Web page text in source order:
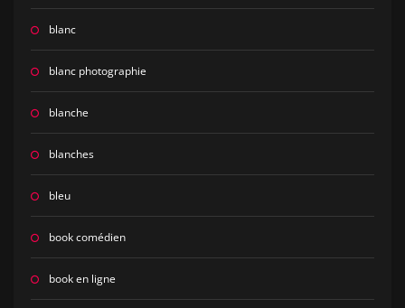
blanc
blanc photographie
blanche
blanches
bleu
book comédien
book en ligne